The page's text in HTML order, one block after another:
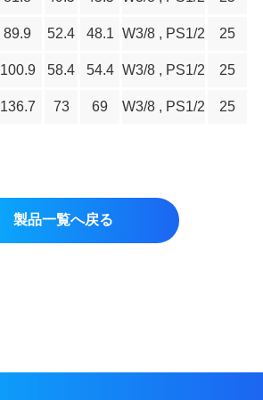
89.9 52.4 48.1 W3/8 , PS1/2 25
100.9 58.4 54.4 W3/8 , PS1/2 25
136.7 73 69 W3/8 , PS1/2 25
製品一覧へ戻る